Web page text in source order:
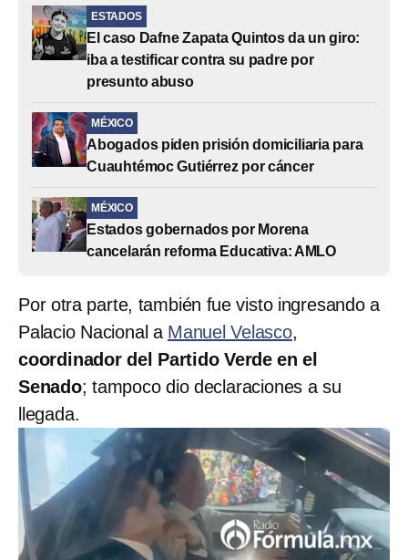
ESTADOS
El caso Dafne Zapata Quintos da un giro:
iba a testificar contra su padre por
presunto abuso
MÉXICO
Abogados piden prisión domiciliaria para
Cuauhtémoc Gutiérrez por cáncer
MÉXICO
Estados gobernados por Morena
cancelarán reforma Educativa: AMLO
Por otra parte, también fue visto ingresando a
Palacio Nacional a Manuel Velasco,
coordinador del Partido Verde en el
Senado; tampoco dio declaraciones a su
llegada.